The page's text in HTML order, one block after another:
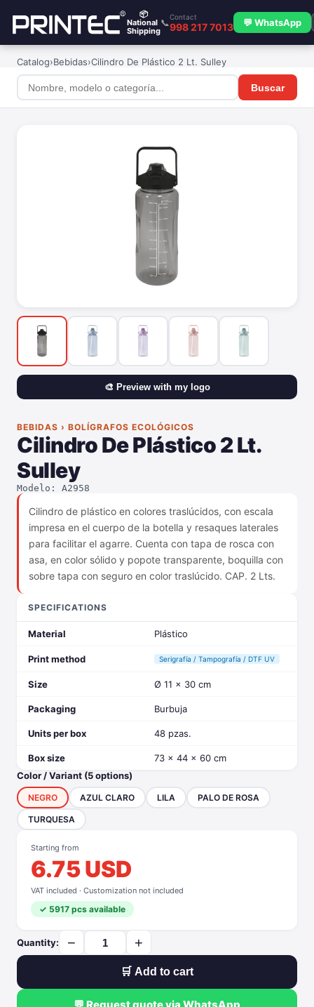
📦
National
Shipping
📞
Contact
998 217 7013 💬 WhatsApp
Catalog›Bebidas›Cilindro De Plástico 2 Lt. Sulley
Buscar
🎨 Preview with my logo
BEBIDAS › BOLÍGRAFOS ECOLÓGICOS
Cilindro De Plástico 2 Lt.
Sulley
Modelo: A2958
Cilindro de plástico en colores traslúcidos, con escala
impresa en el cuerpo de la botella y resaques laterales
para facilitar el agarre. Cuenta con tapa de rosca con
asa, en color sólido y popote transparente, boquilla con
sobre tapa con seguro en color traslúcido. CAP. 2 Lts.
SPECIFICATIONS
Material Plástico
Print method Serigrafía / Tampografía / DTF UV
Size Ø 11 x 30 cm
Packaging Burbuja
Units per box 48 pzas.
Box size
73 x 44 x 60 cm
Color / Variant (5 options)
NEGRO AZUL CLARO LILA PALO DE ROSA
TURQUESA
Starting from
6.75 USD
VAT included · Customization not included
✓ 5917 pcs available
Quantity: − +
🛒 Add to cart